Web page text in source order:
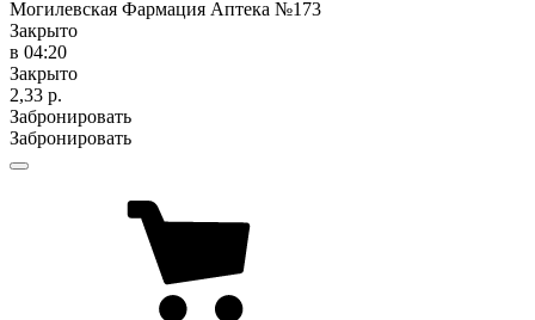
Могилевская Фармация Аптека №173
Закрыто
в 04:20
Закрыто
2,33 р.
Забронировать
Забронировать